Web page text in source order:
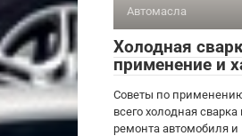
Автомасла
Холодная
применение и
Советы по
всего холодная
ремонта автомобиля и